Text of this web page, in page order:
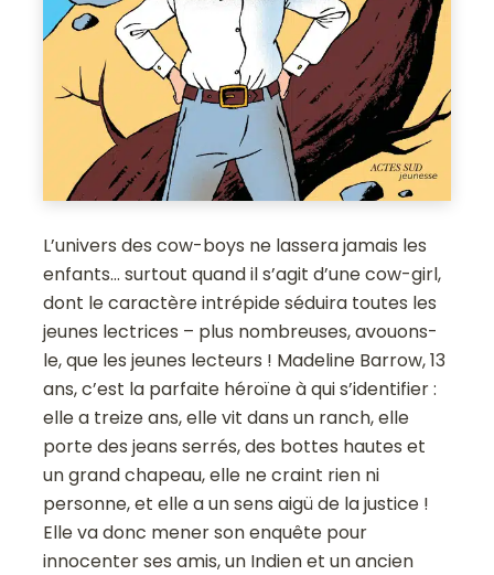
L’univers des cow-boys ne lassera jamais les
enfants… surtout quand il s’agit d’une cow-girl,
dont le caractère intrépide séduira toutes les
jeunes lectrices – plus nombreuses, avouons-
le, que les jeunes lecteurs ! Madeline Barrow, 13
ans, c’est la parfaite héroïne à qui s’identifier :
elle a treize ans, elle vit dans un ranch, elle
porte des jeans serrés, des bottes hautes et
un grand chapeau, elle ne craint rien ni
personne, et elle a un sens aigü de la justice !
Elle va donc mener son enquête pour
innocenter ses amis, un Indien et un ancien